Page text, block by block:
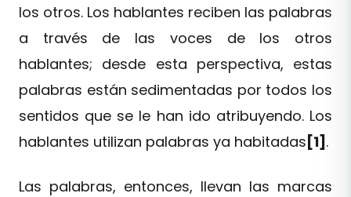
los otros. Los hablantes reciben las palabras
a través de las voces de los otros
hablantes; desde esta perspectiva, estas
palabras están sedimentadas por todos los
sentidos que se le han ido atribuyendo. Los
hablantes utilizan palabras ya habitadas [1] .
Las palabras, entonces, llevan las marcas